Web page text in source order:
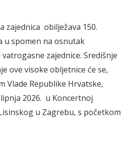
zajednica obilježava 150.
u spomen na osnutak
zajednice. Središnje
ove visoke obljetnice će se,
Vlade Republike Hrvatske,
2026. u Koncertnoj
u Zagrebu, s početkom